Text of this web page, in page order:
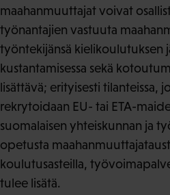
maahanmuuttajat voivat
työnantajien vastuuta
työntekijänsä kielikoulutuksen
kustantamisessa sekä
lisättävä; erityisesti tilanteissa,
rekrytoidaan EU- tai ETA-
suomalaisen yhteiskunnan ja
opetusta
koulutusasteilla,
tulee lisätä.